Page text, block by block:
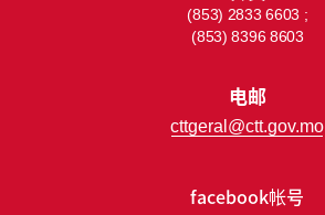
facebook帐号
(853) 2833 6603 ;
(853) 8396 8603
电邮
cttgeral@ctt.gov.mo